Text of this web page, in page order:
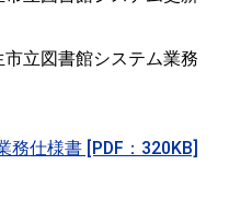
図書館システム業務
仕様書 [PDF：320KB]